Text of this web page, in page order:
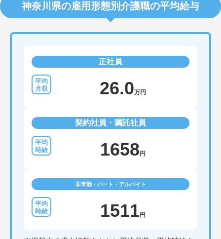
神奈川県の雇用形態別介護職の平均給与
正社員
26.0万円
契約社員・嘱託社員
1658 円
非常勤・パート・アルバイト
1511 円